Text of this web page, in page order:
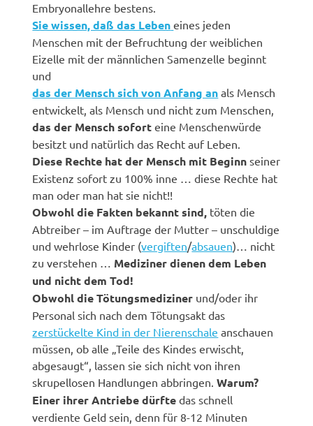
Embryonallehre bestens.
Sie wissen, daß das Leben eines jeden
Menschen mit der Befruchtung der weiblichen
Eizelle mit der männlichen Samenzelle beginnt
und
das der Mensch sich von Anfang an als Mensch
entwickelt, als Mensch und nicht zum Menschen,
das der Mensch sofort eine Menschenwürde
besitzt und natürlich das Recht auf Leben.
Diese Rechte hat der Mensch mit Beginn seiner
Existenz sofort zu 100% inne … diese Rechte hat
man oder man hat sie nicht!!
Obwohl die Fakten bekannt sind, töten die
Abtreiber – im Auftrage der Mutter – unschuldige
und wehrlose Kinder (vergiften/absauen)… nicht
zu verstehen … Mediziner dienen dem Leben
und nicht dem Tod!
Obwohl die Tötungsmediziner und/oder ihr
Personal sich nach dem Tötungsakt das
zerstückelte Kind in der Nierenschale anschauen
müssen, ob alle „Teile des Kindes erwischt,
abgesaugt“, lassen sie sich nicht von ihren
skrupellosen Handlungen abbringen.Warum?
Einer ihrer Antriebe dürfte das schnell
verdiente Geld sein, denn für 8-12 Minuten